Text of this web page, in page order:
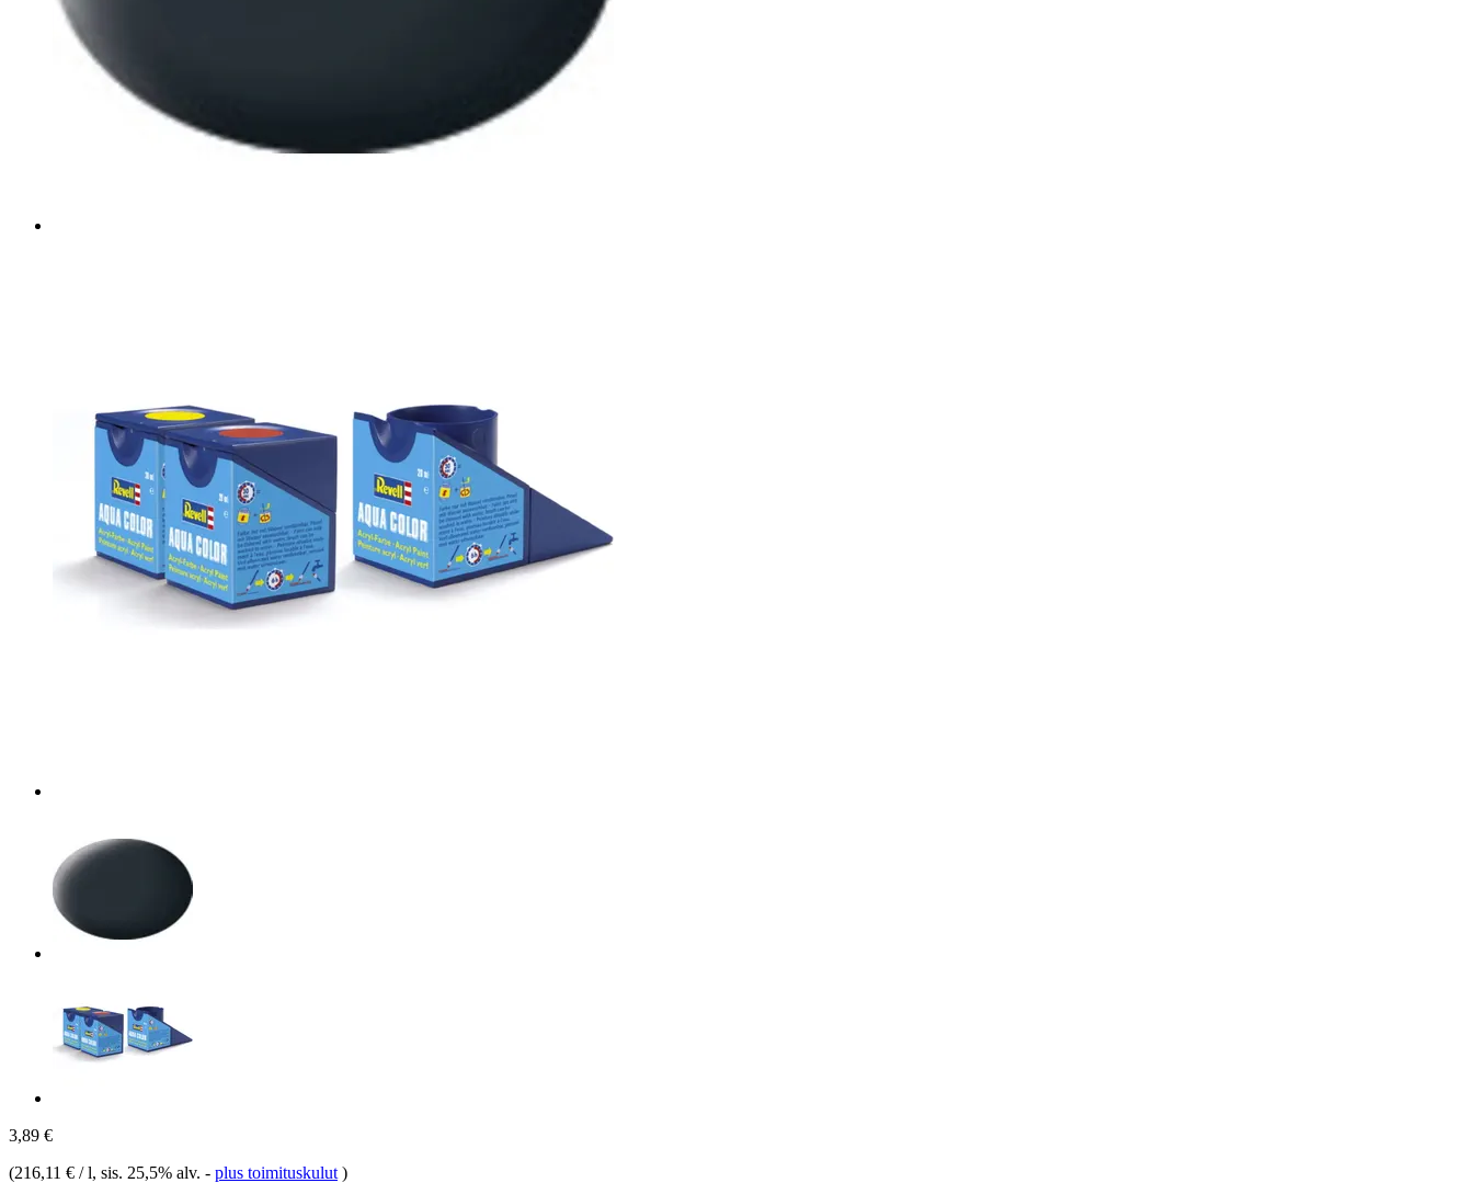
3,89 €
(216,11 € / l, sis. 25,5% alv. - plus toimituskulut )